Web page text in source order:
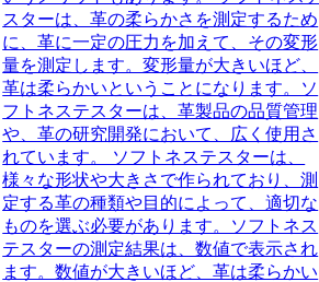
スターは、革の柔らかさを測定するため
に、革に一定の圧力を加えて、その変形
量を測定します。変形量が大きいほど、
革は柔らかいということになります。ソ
フトネステスターは、革製品の品質管理
や、革の研究開発において、広く使用さ
れています。 ソフトネステスターは、
様々な形状や大きさで作られており、測
定する革の種類や目的によって、適切な
ものを選ぶ必要があります。ソフトネス
テスターの測定結果は、数値で表示され
ます。数値が大きいほど、革は柔らかい